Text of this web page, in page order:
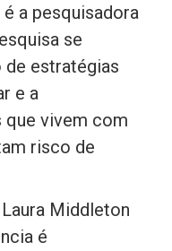
a pesquisadora
se
estratégias
e a
que vivem com
risco de
Middleton
é